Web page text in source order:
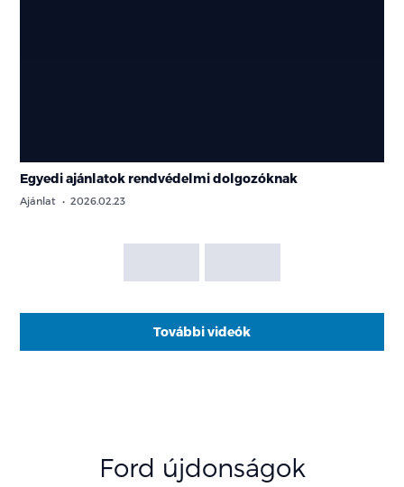
Egyedi ajánlatok rendvédelmi dolgozóknak
Ajánlat 2026.02.23
További videók
Ford újdonságok